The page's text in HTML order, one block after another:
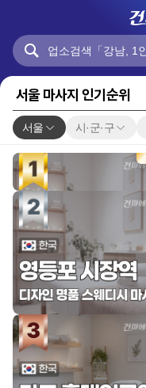
서울 마사지 인기순위
서울 시·군·구